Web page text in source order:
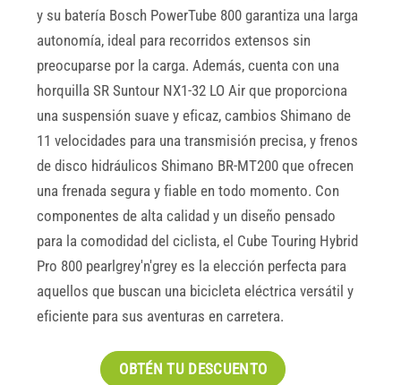
y su batería Bosch PowerTube 800 garantiza una larga
autonomía, ideal para recorridos extensos sin
preocuparse por la carga. Además, cuenta con una
horquilla SR Suntour NX1-32 LO Air que proporciona
una suspensión suave y eficaz, cambios Shimano de
11 velocidades para una transmisión precisa, y frenos
de disco hidráulicos Shimano BR-MT200 que ofrecen
una frenada segura y fiable en todo momento. Con
componentes de alta calidad y un diseño pensado
para la comodidad del ciclista, el Cube Touring Hybrid
Pro 800 pearlgrey'n'grey es la elección perfecta para
aquellos que buscan una bicicleta eléctrica versátil y
eficiente para sus aventuras en carretera.
OBTÉN TU DESCUENTO